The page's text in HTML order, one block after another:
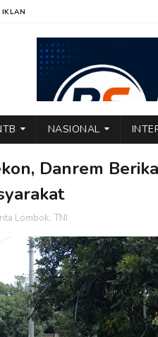
IKLAN
NASIONAL
Danrem
Lombok, TNI